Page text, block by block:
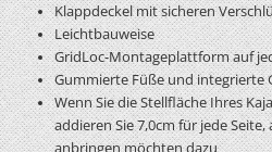
Klappdeckel mit sicheren
Leichtbauweise
GridLoc-Montageplattform auf
Gummierte Füße und
Wenn Sie die Stellfläche Ihres
addieren Sie 7,0cm für jede